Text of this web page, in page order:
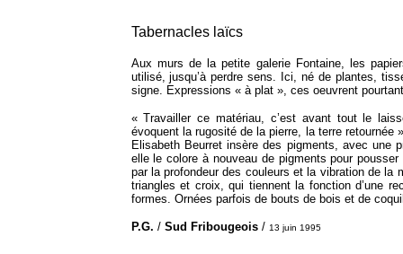
Tabernacles laïcs
Aux murs de la petite galerie Fontaine, les
utilisé, jusqu’à perdre sens. Ici, né de plantes,
signe. Expressions « à plat », ces oeuvrent
« Travailler ce matériau, c’est avant tout le
évoquent la rugosité de la pierre, la terre
Elisabeth Beurret insère des pigments, avec une
elle le colore à nouveau de pigments pour
par la profondeur des couleurs et la vibration de
triangles et croix, qui tiennent la fonction d’une
formes. Ornées parfois de bouts de bois et de
P.G. / Sud Fribougeois/ 13 juin 1995